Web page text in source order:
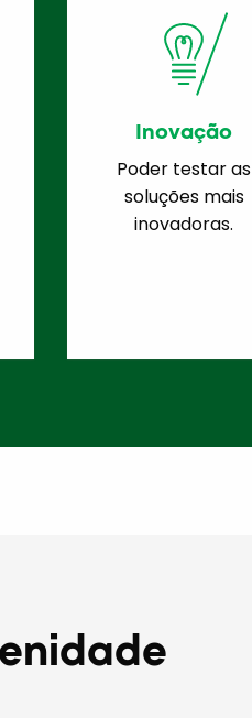
Inovação
Poder testar as
soluções mais
inovadoras.